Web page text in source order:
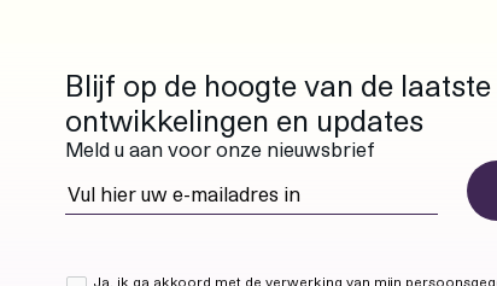
Meld u aan voor onze nieuwsbrief
Vul hier uw e-mailadres in
Ja, ik ga akkoord met de verwerking van mijn
Blijf op de hoogte van de laatste
ontwikkelingen en updates